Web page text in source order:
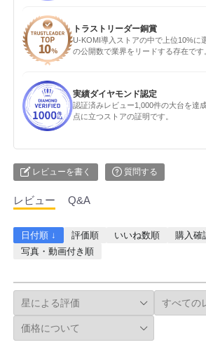
トラストリーダー銅賞
U-KOMI導入ストアの中で上位10%に
の公開数で業界をリードする存在です
実績ダイヤモンド認定
認証済みレビュー1,000件の大台を達
点に立つストアの証明です。
レビューを書く 質問する
レビュー Q&A
日付順 ↓ 評価順 いいね数順 購入確
写真・動画付き順